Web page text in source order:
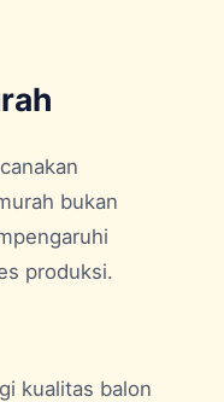
bukan
produksi.
kualitas balon